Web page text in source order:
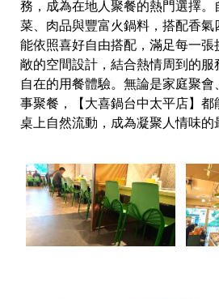
務，成為在地人聚餐的熱門選擇
菜、肉品與豐富火鍋料，搭配香
能依照喜好自由搭配，滿足每一
敞的空間設計，結合熱情周到的
自在的用餐體驗。無論是家庭聚
事聚餐，【大喜鍋台中太平店】
桌上自然流動，成為凝聚人情味的